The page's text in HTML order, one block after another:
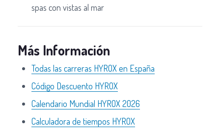
spas con vistas al mar
Más Información
Todas las carreras HYROX en España
Código Descuento HYROX
Calendario Mundial HYROX 2026
Calculadora de tiempos HYROX